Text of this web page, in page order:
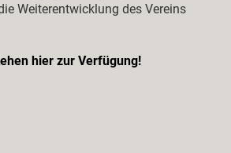
Weiterentwicklung des Vereins
hier zur Verfügung!